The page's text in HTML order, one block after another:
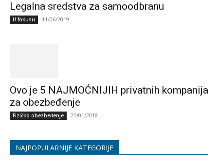
Legalna sredstva za samoodbranu
U fokusu 11/06/2019
Ovo je 5 NAJMOĆNIJIH privatnih kompanija
za obezbeđenje
Fizičko obezbeđenje 25/01/2018
NAJPOPULARNIJE KATEGORIJE